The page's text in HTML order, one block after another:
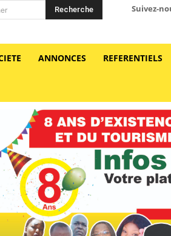
Recherche Suivez-
ANNONCES REFERENTIELS